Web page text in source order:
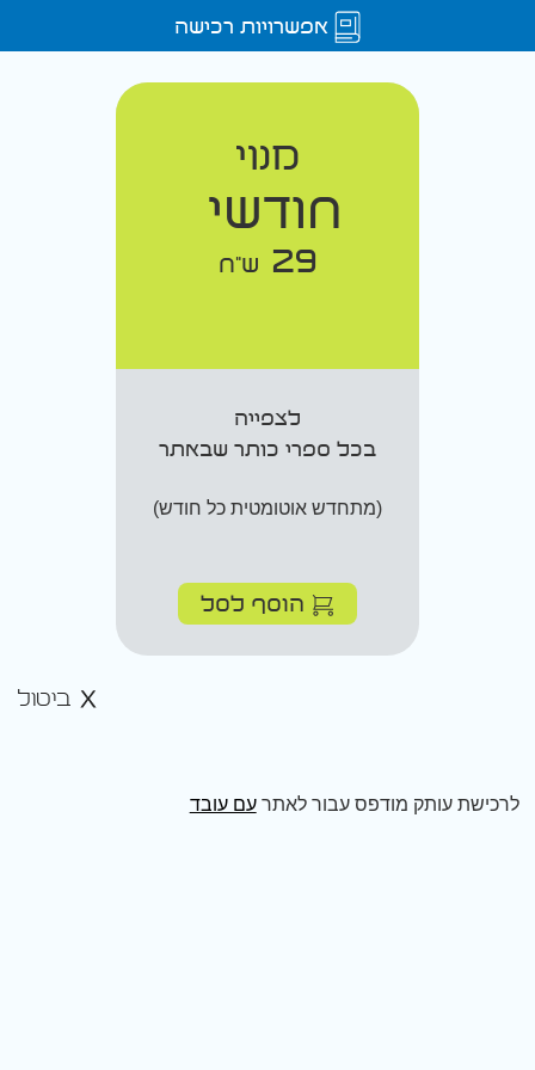
אפשרויות רכישה
מנוי
חודשי
29 ש"ח
לצפייה
בכל ספרי כותר שבאתר
(מתחדש אוטומטית כל חודש)
הוסף לסל
ביטול
לרכישת עותק מודפס עבור לאתרעם עובד